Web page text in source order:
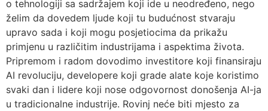
o tehnologiji sa sadržajem koji ide u neodređeno, nego
želim da dovedem ljude koji tu budućnost stvaraju
upravo sada i koji mogu posjetiocima da prikažu
primjenu u različitim industrijama i aspektima života.
Pripremom i radom dovodimo investitore koji finansiraju
AI revoluciju, developere koji grade alate koje koristimo
svaki dan i lidere koji nose odgovornost donošenja AI-ja
u tradicionalne industrije. Rovinj neće biti mjesto za